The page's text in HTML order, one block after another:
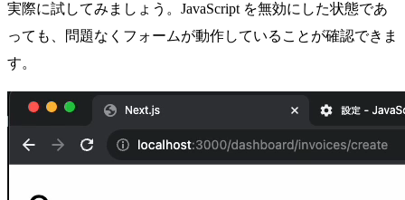
実際に試してみましょう。JavaScript を無効にした状態であ
っても、問題なくフォームが動作していることが確認できま
す。